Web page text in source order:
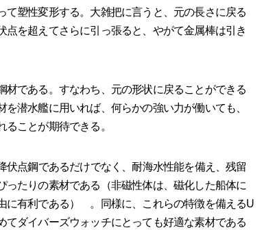
て塑性変形する。大雑把に言うと、元の長さに戻る
を超えてさらに引っ張ると、やがて金属棒は引き
である。すなわち、元の形状に戻ることができる
潜水艦に用いれば、何らかの強い力が働いても、
ことが期待できる。
点鋼であるだけでなく、耐海水性能を備え、残留
たりの素材である（非磁性体は、磁化した船体に
に有利である） 。同様に、これらの特徴を備えるU
てダイバーズウォッチにとっても好適な素材である